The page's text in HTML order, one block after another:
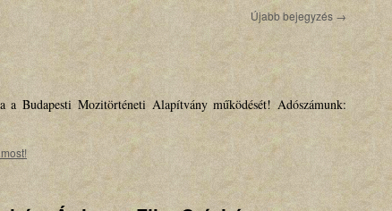
Újabb bejegyzés →
a Budapesti Mozitörténeti Alapítvány működését! Adószámunk: